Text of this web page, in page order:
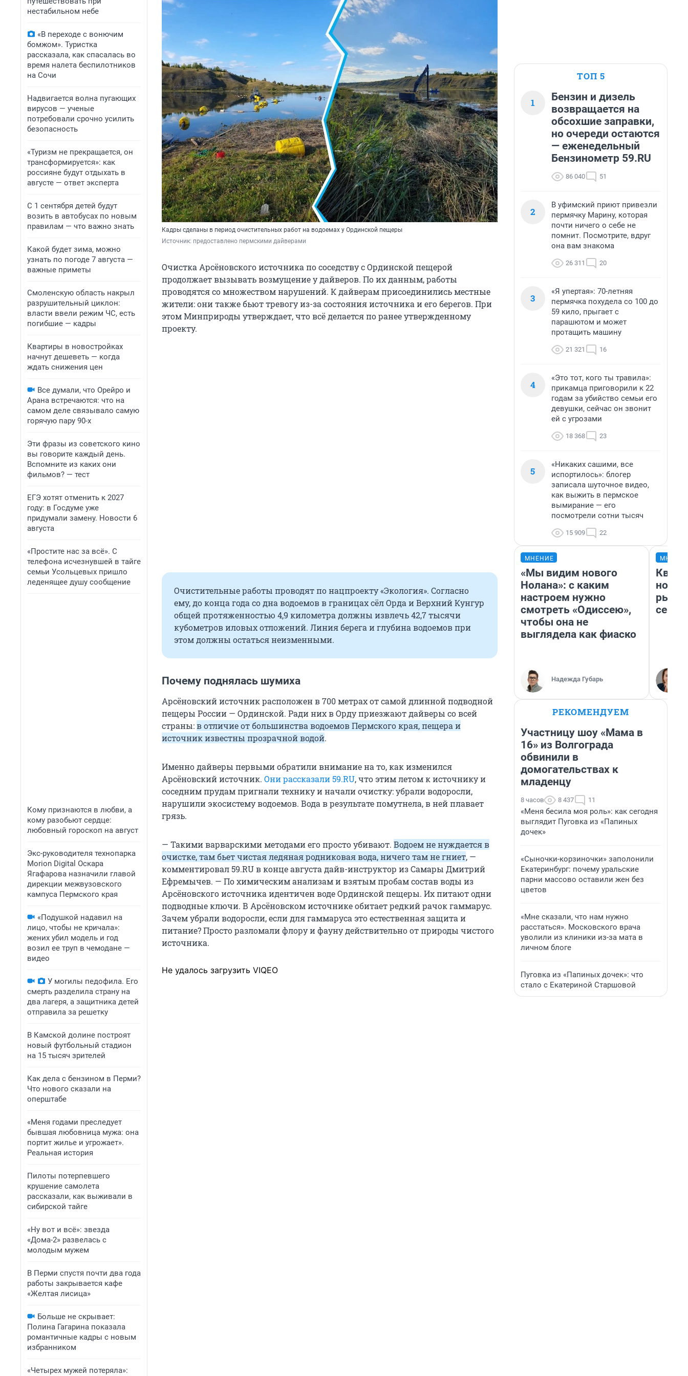
нестабильном небе
«В переходе с вонючим
бомжом». Туристка
рассказала, как спасалась во
время налета беспилотников
на Сочи
Надвигается волна пугающих
вирусов — ученые
потребовали срочно усилить
безопасность
«Туризм не прекращается, он
трансформируется»: как
россияне будут отдыхать в
августе — ответ эксперта
С 1 сентября детей будут
возить в автобусах по новым
правилам — что важно знать
Какой будет зима, можно
узнать по погоде 7 августа —
важные приметы
Смоленскую область накрыл
разрушительный циклон:
власти ввели режим ЧС, есть
погибшие — кадры
Квартиры в новостройках
начнут дешеветь — когда
ждать снижения цен
Все думали, что Орейро и
Арана встречаются: что на
самом деле связывало самую
горячую пару 90-х
Эти фразы из советского кино
вы говорите каждый день.
Вспомните из каких они
фильмов? — тест
ЕГЭ хотят отменить к 2027
году: в Госдуме уже
придумали замену. Новости 6
августа
«Простите нас за всё». С
телефона исчезнувшей в тайге
семьи Усольцевых пришло
леденящее душу сообщение
Кому признаются в любви, а
кому разобьют сердце:
любовный гороскоп на август
Экс-руководителя технопарка
Morion Digital Оскара
Ягафарова назначили главой
дирекции межвузовского
кампуса Пермского края
«Подушкой надавил на
лицо, чтобы не кричала»:
жених убил модель и год
возил ее труп в чемодане —
видео
У могилы педофила. Его
смерть разделила страну на
два лагеря, а защитника детей
отправила за решетку
В Камской долине построят
новый футбольный стадион
на 15 тысяч зрителей
Как дела с бензином в Перми?
Что нового сказали на
оперштабе
«Меня годами преследует
бывшая любовница мужа: она
портит жилье и угрожает».
Реальная история
Пилоты потерпевшего
крушение самолета
рассказали, как выживали в
сибирской тайге
«Ну вот и всё»: звезда
«Дома-2» развелась с
молодым мужем
В Перми спустя почти два года
работы закрывается кафе
«Желтая лисица»
Больше не скрывает:
Полина Гагарина показала
романтичные кадры с новым
избранником
«Четырех мужей потеряла»:
Кадры сделаны в период очистительных работ на водоемах у Ординской пещеры
Источник: предоставлено пермскими дайверами
Очистка Арсёновского источника по соседству с Ординской пещерой
продолжает вызывать возмущение у дайверов. По их данным, работы
проводятся со множеством нарушений. К дайверам присоединились местные
жители: они также бьют тревогу из-за состояния источника и его берегов. При
этом Минприроды утверждает, что всё делается по ранее утвержденному
проекту.
Очистительные работы проводят по нацпроекту «Экология». Согласно
ему, до конца года со дна водоемов в границах сёл Орда и Верхний Кунгур
общей протяженностью 4,9 километра должны извлечь 42,7 тысячи
кубометров иловых отложений. Линия берега и глубина водоемов при
этом должны остаться неизменными.
Почему поднялась шумиха
Арсёновский источник расположен в 700 метрах от самой длинной подводной
пещеры России — Ординской. Ради них в Орду приезжают дайверы со всей
страны:в отличие от большинства водоемов Пермского края, пещера и
источник известны прозрачной водой.
Именно дайверы первыми обратили внимание на то, как изменился
Арсёновский источник. Они рассказали 59.RU, что этим летом к источнику и
соседним прудам пригнали технику и начали очистку: убрали водоросли,
нарушили экосистему водоемов. Вода в результате помутнела, в ней плавает
грязь.
— Такими варварскими методами его просто убивают. Водоем не нуждается в
очистке, там бьет чистая ледяная родниковая вода, ничего там не гниет, —
комментировал 59.RU в конце августа дайв-инструктор из Самары Дмитрий
Ефремычев. — По химическим анализам и взятым пробам состав воды из
Арсёновского источника идентичен воде Ординской пещеры. Их питают одни
подводные ключи. В Арсёновском источнике обитает редкий рачок гаммарус.
Зачем убрали водоросли, если для гаммаруса это естественная защита и
питание? Просто разломали флору и фауну действительно от природы чистого
источника.
Не удалось загрузить VIQEO
ТОП 5
1
Бензин и дизель
возвращается на
обсохшие заправки,
но очереди остаются
— еженедельный
Бензинометр 59.RU
86 040 51
2
В уфимский приют привезли
пермячку Марину, которая
почти ничего о себе не
помнит. Посмотрите, вдруг
она вам знакома
26 311 20
3
«Я упертая»: 70-летняя
пермячка похудела со 100 до
59 кило, прыгает с
парашютом и может
протащить машину
21 321 16
4
«Это тот, кого ты травила»:
прикамца приговорили к 22
годам за убийство семьи его
девушки, сейчас он звонит
ей с угрозами
18 368 23
5
«Никаких сашими, все
испортилось»: блогер
записала шуточное видео,
как выжить в пермское
вымирание — его
посмотрели сотни тысяч
15 909 22
МНЕНИЕ
«Мы видим нового
Нолана»: с каким
настроем нужно
смотреть «Одиссею»,
чтобы она не
выглядела как фиаско
Надежда Губарь
но
РЕКОМЕНДУЕМ
Участницу шоу «Мама в
16» из Волгограда
обвинили в
домогательствах к
младенцу
8 часов 8 437 11
«Меня бесила моя роль»: как сегодня
выглядит Пуговка из «Папиных
дочек»
«Сыночки-корзиночки» заполонили
Екатеринбург: почему уральские
парни массово оставили жен без
цветов
«Мне сказали, что нам нужно
расстаться». Московского врача
уволили из клиники из-за мата в
личном блоге
Пуговка из «Папиных дочек»: что
стало с Екатериной Старшовой